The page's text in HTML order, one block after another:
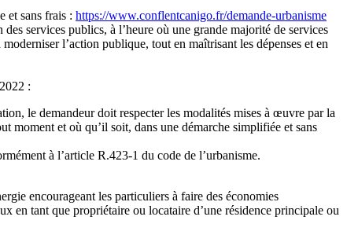
et sans frais : https://www.conflentcanigo.fr/demande-urbanisme
services publics, à l’heure où une grande majorité de services
l’action publique, tout en maîtrisant les dépenses et en
:
le demandeur doit respecter les modalités mises à œuvre par la
moment et où qu’il soit, dans une démarche simplifiée et sans
à l’article R.423-1 du code de l’urbanisme.
encourageant les particuliers à faire des économies
en tant que propriétaire ou locataire d’une résidence principale ou